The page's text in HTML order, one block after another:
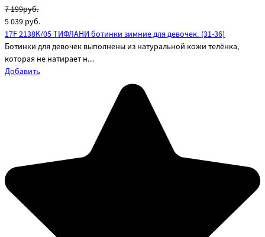
7 199руб.
5 039 руб.
17F 2138K/05 ТИФЛАНИ ботинки зимние для девочек. (31-36)
Ботинки для девочек выполнены из натуральной кожи телёнка,
которая не натирает н...
Добавить